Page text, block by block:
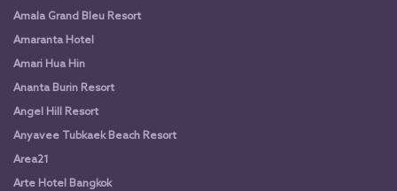
Amala Grand Bleu Resort
Amaranta Hotel
Amari Hua Hin
Ananta Burin Resort
Angel Hill Resort
Anyavee Tubkaek Beach Resort
Area21
Arte Hotel Bangkok